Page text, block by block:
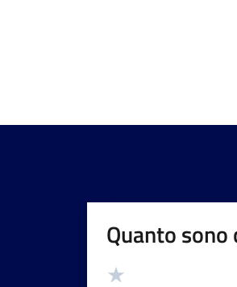
Quanto
Valutazione